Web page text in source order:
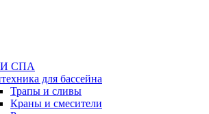
СПА
для бассейна
Трапы и сливы
Краны и смесители